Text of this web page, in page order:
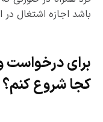
باشد اجازه اشتغال در
برای درخواست
کجا شروع کنم؟